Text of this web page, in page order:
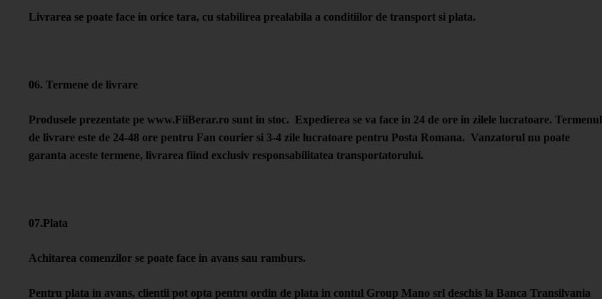
Livrarea se poate face in orice tara, cu stabilirea prealabila a conditiilor de transport si plata.
06. Termene de livrare
Produsele prezentate pe www.FiiBerar.ro sunt in stoc. Expedierea se va face in 24 de ore in zilele lucratoare. Termenul
de livrare este de 24-48 ore pentru Fan courier si 3-4 zile lucratoare pentru Posta Romana. Vanzatorul nu poate
garanta aceste termene, livrarea fiind exclusiv responsabilitatea transportatorului.
07.Plata
Achitarea comenzilor se poate face in avans sau ramburs.
Pentru plata in avans, clientii pot opta pentru ordin de plata in contul Group Mano srl deschis la Banca Transilvania